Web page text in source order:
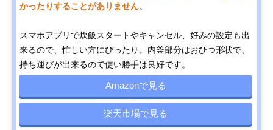
かったりすることがありません。
スマホアプリで炊飯スタートやキャンセル、好みの設定も出
来るので、忙しい方にぴったり。内釜部分はおひつ形状で、
持ち運びが出来るので使い勝手は良好です。
Amazonで見る
楽天市場で見る